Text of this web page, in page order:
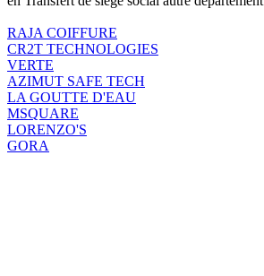
RAJA COIFFURE
CR2T TECHNOLOGIES
VERTE
AZIMUT SAFE TECH
LA GOUTTE D'EAU
MSQUARE
LORENZO'S
GORA